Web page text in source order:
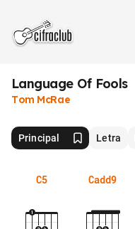
Language Of Fools
Tom McRae
Principal Letra
C5 Cadd9